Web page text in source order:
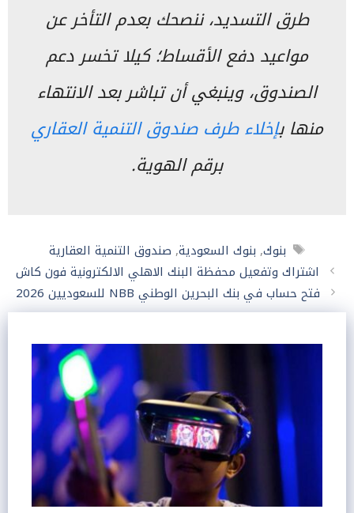
طرق التسديد، ننصحك بعدم التأخر عن
مواعيد دفع الأقساط؛ كيلا تخسر دعم
الصندوق، وينبغي أن تباشر بعد الانتهاء
منها بإخلاء طرف صندوق التنمية العقاري
برقم الهوية.
الوسوم
بنوك, بنوك السعودية, صندوق التنمية العقارية
اشتراك وتفعيل محفظة البنك الاهلي الالكترونية فون كاش
فتح حساب في بنك البحرين الوطني NBB للسعوديين 2026